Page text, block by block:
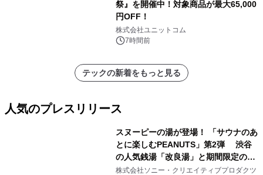
祭』を開催中！対象商品が最大65,000
円OFF！
株式会社ユニットコム
7時間前
テックの新着をもっと見る
人気のプレスリリース
スヌーピーの湯が登場！ 「サウナのあ
とに楽しむPEANUTS」第2弾 渋谷
の人気銭湯「改良湯」と期間限定のコ
ラボレーション サウナイキタイコラ
株式会社ソニー・クリエイティブプロダクツ